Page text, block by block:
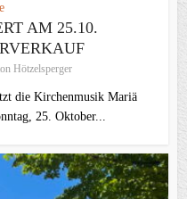
AM 25.10.
Hötzelsperger
die Kirchenmusik Mariä
25. Oktober...